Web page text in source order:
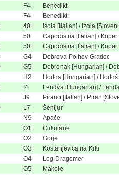
F4
Benedikt
F4
Benedikt
40
Isola [Italian] / Izola
50
Capodistria [Italian] /
50
Capodistria [Italian] /
G4
Dobrova-Polhov Gradec
G5
Dobronak [Hungarian] /
H2
Hodos [Hungarian] /
I4
Lendva [Hungarian] /
J9
Pirano [Italian] / Piran
L7
Šentjur
N9
Apače
O1
Cirkulane
O2
Gorje
O3
Kostanjevica na Krki
O4
Log-Dragomer
O5
Makole